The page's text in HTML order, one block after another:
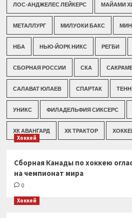
ЛОС-АНДЖЕЛЕС ЛЕЙКЕРС МАЙАМИ
МЕТАЛЛУРГ МИЛУОКИ БАКС
НБА НЬЮ-ЙОРК НИКС РЕГБИ
СБОРНАЯ РОССИИ СКА
САЛАВАТ ЮЛАЕВ СПАРТАК
УНИКС ФИЛАДЕЛЬФИЯ СИКСЕРС
ХК АВАНГАРД ХК ТРАКТОР
Хоккей
Сборная Канады по хоккею
на чемпионат мира
0
Хоккей